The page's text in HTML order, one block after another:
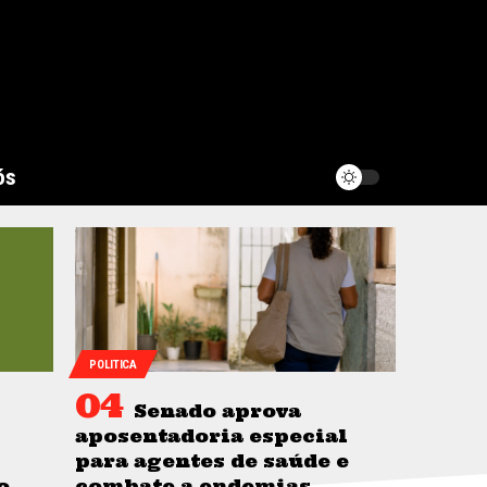
POLITICA
Senado aprova
aposentadoria especial
para agentes de saúde e